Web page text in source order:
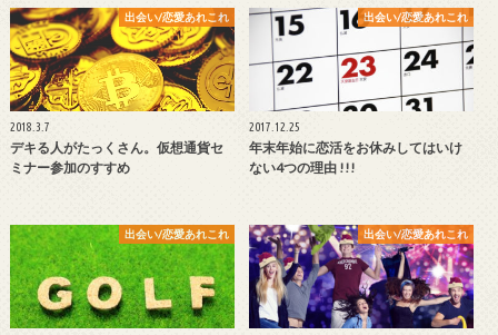
出会い/恋愛あれこれ
2018.3.7
デキる人がたっくさん。仮想通貨セ
ミナー参加のすすめ
出会い/恋愛あれこれ
2017.12.25
年末年始に恋活をお休みしてはいけ
ない4つの理由 !!!
出会い/恋愛あれこれ 出会い/恋愛あれこれ